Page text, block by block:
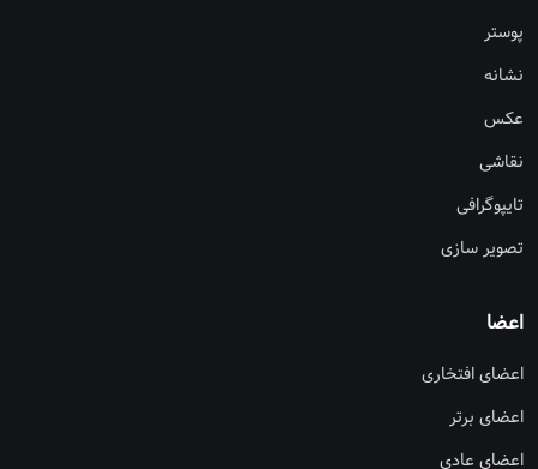
پوستر
نشانه
عکس
نقاشی
تایپوگرافی
تصویر سازی
اعضا
اعضای افتخاری
اعضای برتر
اعضای عادی